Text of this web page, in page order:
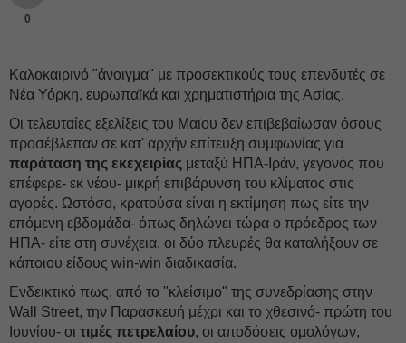
0
Καλοκαιρινό "άνοιγμα" με προσεκτικούς τους επενδυτές σε
Νέα Υόρκη, ευρωπαϊκά και χρηματιστήρια της Ασίας.
Οι τελευταίες εξελίξεις του Μαϊου δεν επιβεβαίωσαν όσους
προσέβλεπαν σε κατ' αρχήν επίτευξη συμφωνίας για
παράταση της εκεχειρίας μεταξύ ΗΠΑ-Ιράν, γεγονός που
επέφερε- εκ νέου- μικρή επιβάρυνση του κλίματος στις
αγορές. Ωστόσο, κρατούσα είναι η εκτίμηση πως είτε την
επόμενη εβδομάδα- όπως δηλώνει τώρα ο πρόεδρος των
ΗΠΑ- είτε στη συνέχεια, οι δύο πλευρές θα καταλήξουν σε
κάποιου είδους win-win διαδικασία.
Ενδεικτικό πως, από το "κλείσιμο" της συνεδρίασης στην
Wall Street, την Παρασκευή μέχρι και το χθεσινό- πρώτη του
Ιουνίου- οι τιμές πετρελαίου, οι αποδόσεις ομολόγων,